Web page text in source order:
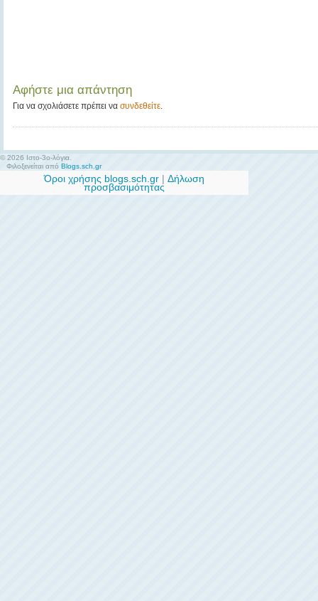
Αφήστε μια απάντηση
Για να σχολιάσετε πρέπει να συνδεθείτε.
© 2026 Ιστο-3ο-λόγια.
Φιλοξενείται από Blogs.sch.gr
Όροι χρήσης blogs.sch.gr| Δήλωση
προσβασιμότητας